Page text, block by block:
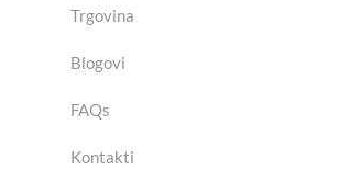
Trgovina
Blogovi
FAQs
Kontakti